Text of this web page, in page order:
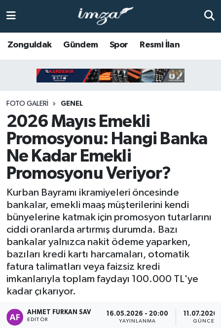
Zonguldak Gündem Spor Resmi İlan
FOTO GALERI GENEL
2026 Mayıs Emekli
Promosyonu: Hangi Banka
Ne Kadar Emekli
Promosyonu Veriyor?
Kurban Bayramı ikramiyeleri öncesinde
bankalar, emekli maaş müşterilerini kendi
bünyelerine katmak için promosyon tutarlarını
ciddi oranlarda artırmış durumda. Bazı
bankalar yalnızca nakit ödeme yaparken,
bazıları kredi kartı harcamaları, otomatik
fatura talimatları veya faizsiz kredi
imkanlarıyla toplam faydayı 100.000 TL'ye
kadar çıkarıyor.
AHMET FURKAN SAV
EDITÖR
16.05.2026 - 20:00
YAYINLANMA
11.07.2026
Anasayfa
KOZLU
KİLİMLİ
BARTIN
BOLU
ÇAYCUMA
DEVREK
DÜZCE
EREĞLİ
GÖKÇEBEY
Zonguldak Hava Durumu
Süper Lig Puan Durumu ve Fikstür
Tüm Manşetler
Son Dakika Haberleri
Haber Arşivi